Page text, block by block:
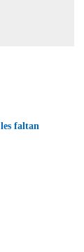
faltan